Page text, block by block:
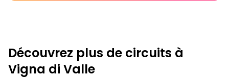
Découvrez plus de circuits à
Vigna di Valle